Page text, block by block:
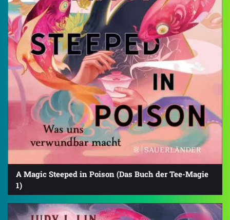
A Magic Steeped in Poison (Das Buch der Tee-Magie
1)